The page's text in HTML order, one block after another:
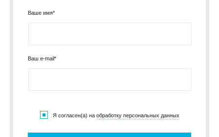
Ваше имя*
Ваш e-mail*
Я согласен(а) на обработку персональных данных